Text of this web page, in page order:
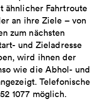
ähnlicher Fahrtroute
an ihre Ziele – von
zum nächsten
und Zieladresse
wird ihnen der
wie die Abhol- und
Telefonische
1077 möglich.